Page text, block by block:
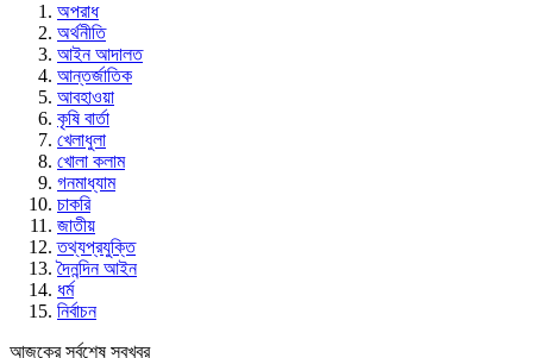
অপরাধ
অর্থনীতি
আইন আদালত
আন্তর্জাতিক
আবহাওয়া
কৃষি বার্তা
খেলাধুলা
খোলা কলাম
গনমাধ্যাম
চাকরি
জাতীয়
তথ্যপ্রযুক্তি
দৈনন্দিন আইন
ধর্ম
নির্বাচন
আজকের সর্বশেষ সবখবর